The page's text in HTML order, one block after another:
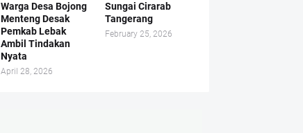
Warga Desa Bojong
Menteng Desak
Pemkab Lebak
Ambil Tindakan
Nyata
April 28, 2026
Sungai Cirarab
Tangerang
February 25, 2026